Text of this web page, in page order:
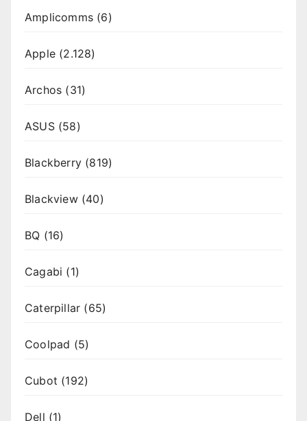
Amplicomms (6)
Apple (2.128)
Archos (31)
ASUS(58)
Blackberry (819)
Blackview(40)
BQ (16)
Cagabi (1)
Caterpillar (65)
Coolpad (5)
Cubot (192)
Dell (1)